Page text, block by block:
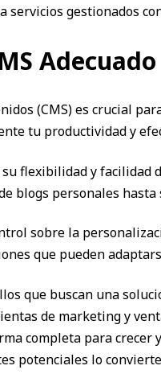
servicios gestionados
Adecuado
(CMS) es crucial
tu productividad y
su flexibilidad y facilidad
blogs personales
sobre la
que pueden
que buscan una
de marketing y
completa para crecer
potenciales lo